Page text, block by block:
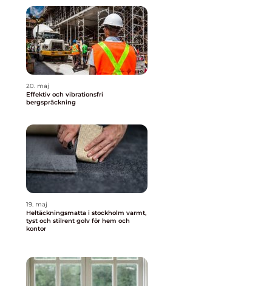
20. maj
Effektiv och vibrationsfri
bergspräckning
19. maj
Heltäckningsmatta i stockholm varmt,
tyst och stilrent golv för hem och
kontor